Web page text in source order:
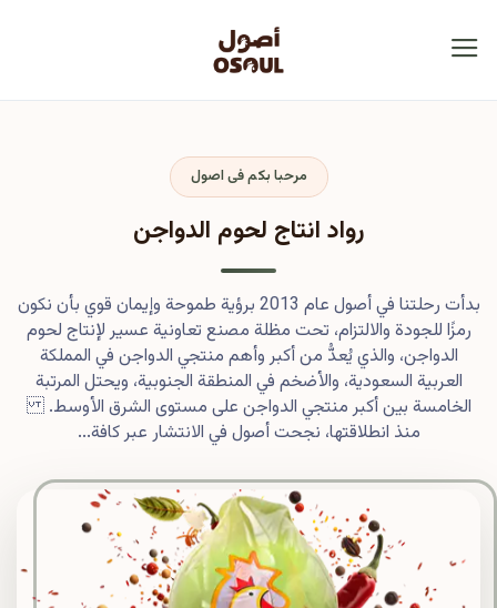
مرحبا بكم فى اصول
رواد انتاج لحوم الدواجن
بدأت رحلتنا في أصول عام 2013 برؤية طموحة وإيمان قوي بأن نكون
رمزًا للجودة والالتزام، تحت مظلة مصنع تعاونية عسير لإنتاج لحوم
الدواجن، والذي يُعدُّ من أكبر وأهم منتجي الدواجن في المملكة
العربية السعودية، والأضخم في المنطقة الجنوبية، ويحتل المرتبة
الخامسة بين أكبر منتجي الدواجن على مستوى الشرق الأوسط.
منذ انطلاقتها، نجحت أصول في الانتشار عبر كافة...